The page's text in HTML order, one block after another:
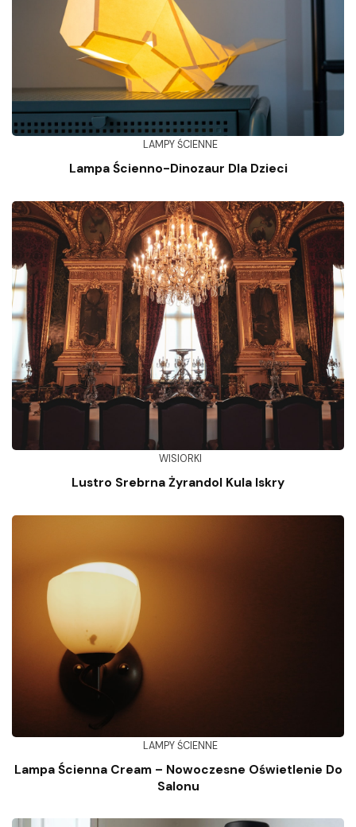
LAMPY ŚCIENNE
Lampa Ścienno-Dinozaur Dla Dzieci
WISIORKI
Lustro Srebrna Żyrandol Kula Iskry
LAMPY ŚCIENNE
Lampa Ścienna Cream – Nowoczesne Oświetlenie Do
Salonu